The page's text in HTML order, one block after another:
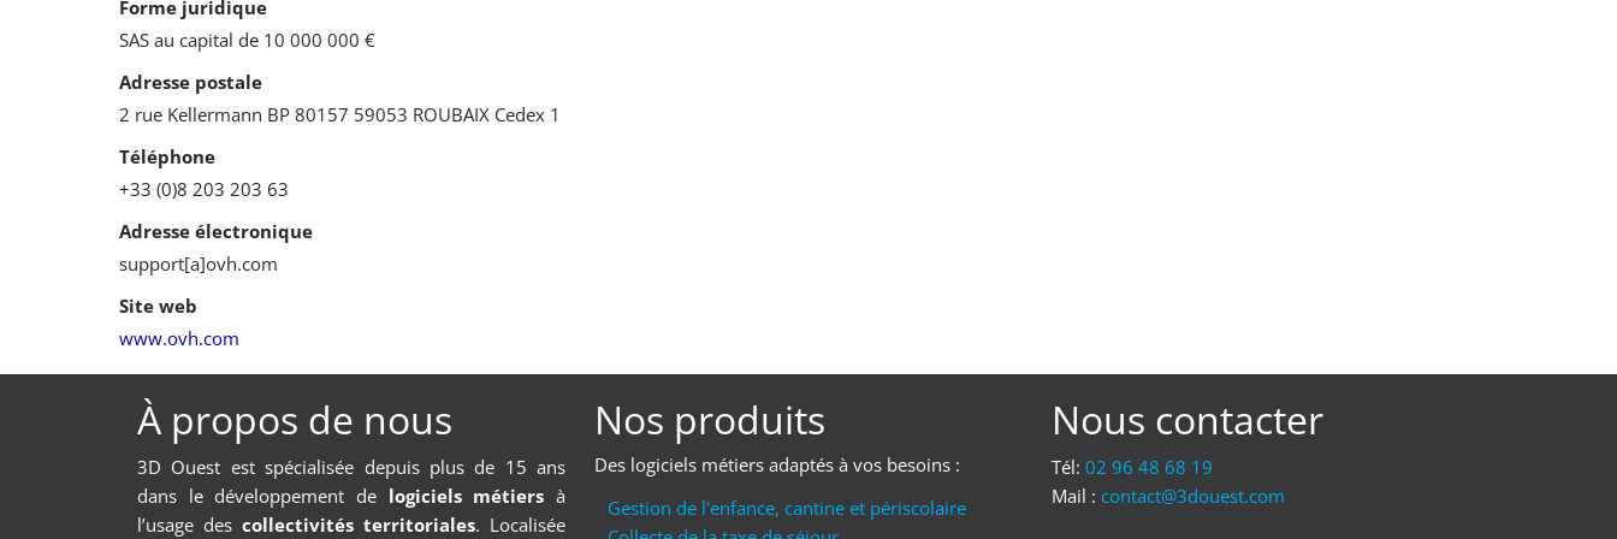
Forme juridique
SAS au capital de 10 000 000 €
Adresse postale
2 rue Kellermann BP 80157 59053 ROUBAIX Cedex 1
Téléphone
+33 (0)8 203 203 63
Adresse électronique
support[a]ovh.com
Site web
www.ovh.com
À propos de nous
3D Ouest est spécialisée depuis plus de 15 ans
dans le développement de logiciels métiersà
l’usage des collectivités territoriales. Localisée
Nos produits
Des logiciels métiers adaptés à vos besoins :
Gestion de l'enfance, cantine et périscolaire
Nous contacter
Tél: 02 96 48 68 19
Mail : moc.tseuod3@tcatnoc